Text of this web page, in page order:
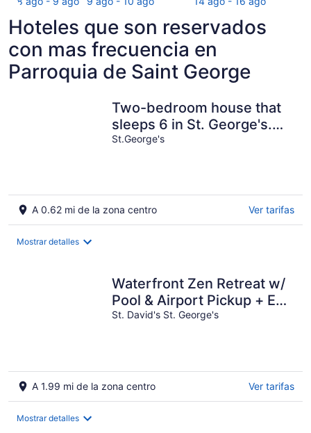
Parroquia
de
Saint
George
para
Parroquia
de
Saint
George
para
noche,
10
ago
Parroquia
de
Saint
George
para
próximo
fin
-
ago
Hoteles que son reservados
con mas frecuencia en
Parroquia de Saint George
Two-bedroom house that
sleeps 6 in St. George's.
Your home away from
St.George's
A 0.62 mi de la zona centro Ver tarifas
Mostrar detalles
Waterfront Zen Retreat w/
Pool & Airport Pickup + EV
Charger
St. David's St. George's
A 1.99 mi de la zona centro Ver tarifas
Mostrar detalles